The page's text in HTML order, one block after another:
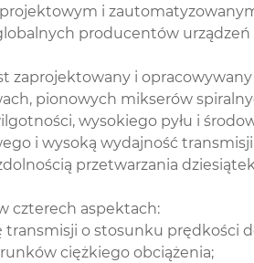
i
producentów
zaprojektowany i
pionowych mikserów
wysokiego pyłu i
i wysoką wydajność
przetwarzania
czterech aspektach:
o stosunku prędkości
ciężkiego obciążenia;